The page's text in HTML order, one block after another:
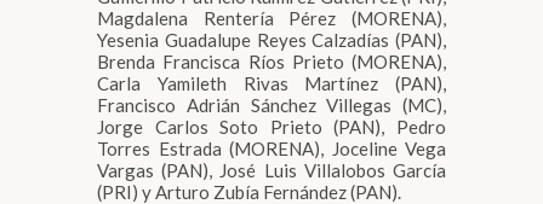
Magdalena Rentería Pérez (MORENA),
Yesenia Guadalupe Reyes Calzadías (PAN),
Brenda Francisca Ríos Prieto (MORENA),
Carla Yamileth Rivas Martínez (PAN),
Francisco Adrián Sánchez Villegas (MC),
Jorge Carlos Soto Prieto (PAN), Pedro
Torres Estrada (MORENA), Joceline Vega
Vargas (PAN), José Luis Villalobos García
(PRI) y Arturo Zubía Fernández (PAN).